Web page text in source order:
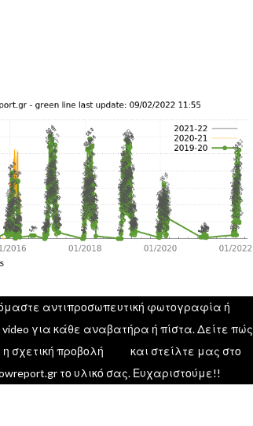
αντιπροσωπευτική φωτογραφία ή
video για κάθε αναβατήρα ή πίστα. Δείτε πώς
η σχετική προβολή
και στείλτε μας στο
το υλικό σας. Ευχαριστούμε!!